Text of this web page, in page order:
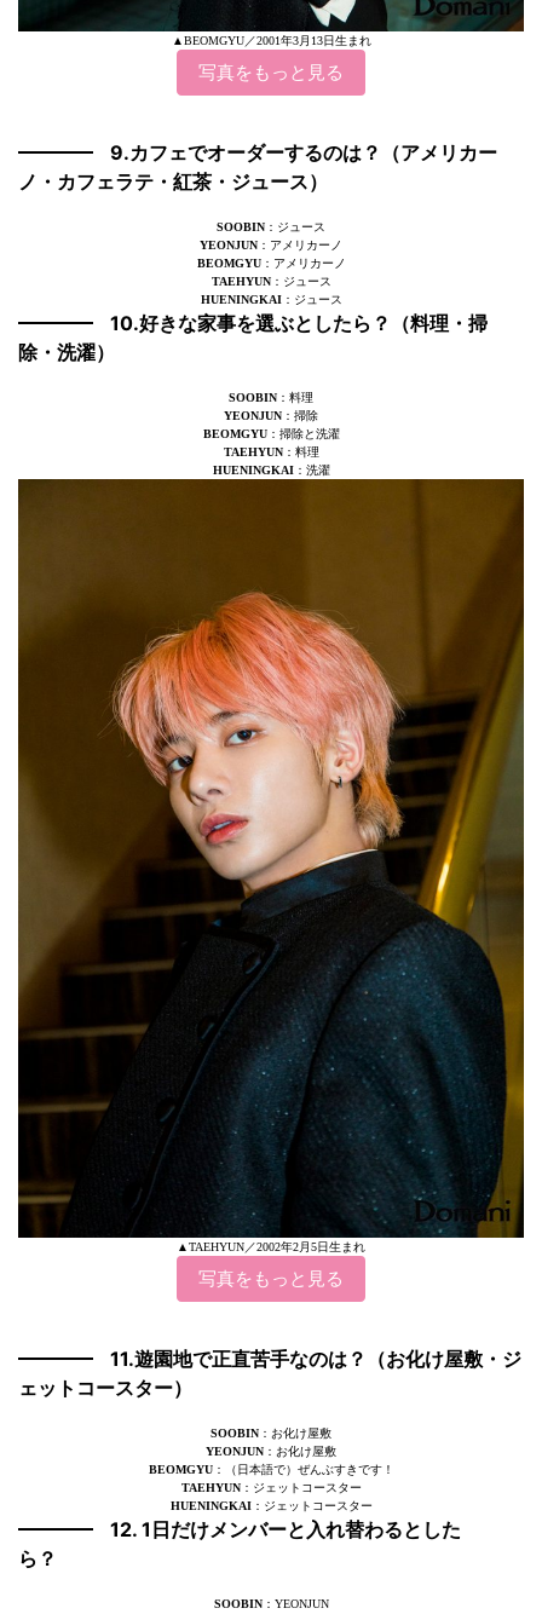
▲BEOMGYU／2001年3月13日生まれ
写真をもっと見る
9.カフェでオーダーするのは？（アメリカー
ノ・カフェラテ・紅茶・ジュース）
SOOBIN ：ジュース
YEONJUN ：アメリカーノ
BEOMGYU：アメリカーノ
TAEHYUN：ジュース
HUENINGKAI：ジュース
10.好きな家事を選ぶとしたら？（料理・掃
除・洗濯）
SOOBIN ：料理
YEONJUN ：掃除
BEOMGYU：掃除と洗濯
TAEHYUN：料理
HUENINGKAI：洗濯
▲TAEHYUN／2002年2月5日生まれ
写真をもっと見る
11.遊園地で正直苦手なのは？（お化け屋敷・ジ
ェットコースター）
SOOBIN ：お化け屋敷
YEONJUN ：お化け屋敷
BEOMGYU：（日本語で）ぜんぶすきです！
TAEHYUN：ジェットコースター
HUENINGKAI：ジェットコースター
12. 1日だけメンバーと入れ替わるとした
ら？
SOOBIN：YEONJUN